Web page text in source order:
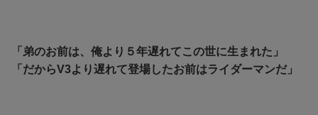
「弟のお前は、俺より５年遅れてこの世に生まれた」
「だからV3より遅れて登場したお前はライダーマンだ」